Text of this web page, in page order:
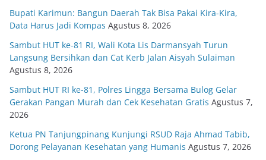
Bupati Karimun: Bangun Daerah Tak Bisa Pakai Kira-Kira,
Data Harus Jadi Kompas Agustus 8, 2026
Sambut HUT ke-81 RI, Wali Kota Lis Darmansyah Turun
Langsung Bersihkan dan Cat Kerb Jalan Aisyah Sulaiman
Agustus 8, 2026
Sambut HUT RI ke-81, Polres Lingga Bersama Bulog Gelar
Gerakan Pangan Murah dan Cek Kesehatan Gratis Agustus 7,
2026
Ketua PN Tanjungpinang Kunjungi RSUD Raja Ahmad Tabib,
Dorong Pelayanan Kesehatan yang Humanis Agustus 7, 2026